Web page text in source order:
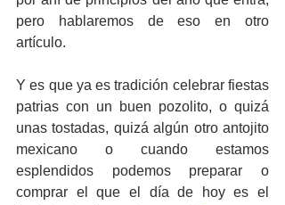
pero hablaremos de eso en otro
artículo.
Y es que ya es tradición celebrar fiestas
patrias con un buen pozolito, o quizá
unas tostadas, quizá algún otro antojito
mexicano o cuando estamos
esplendidos podemos preparar o
comprar el que el día de hoy es el